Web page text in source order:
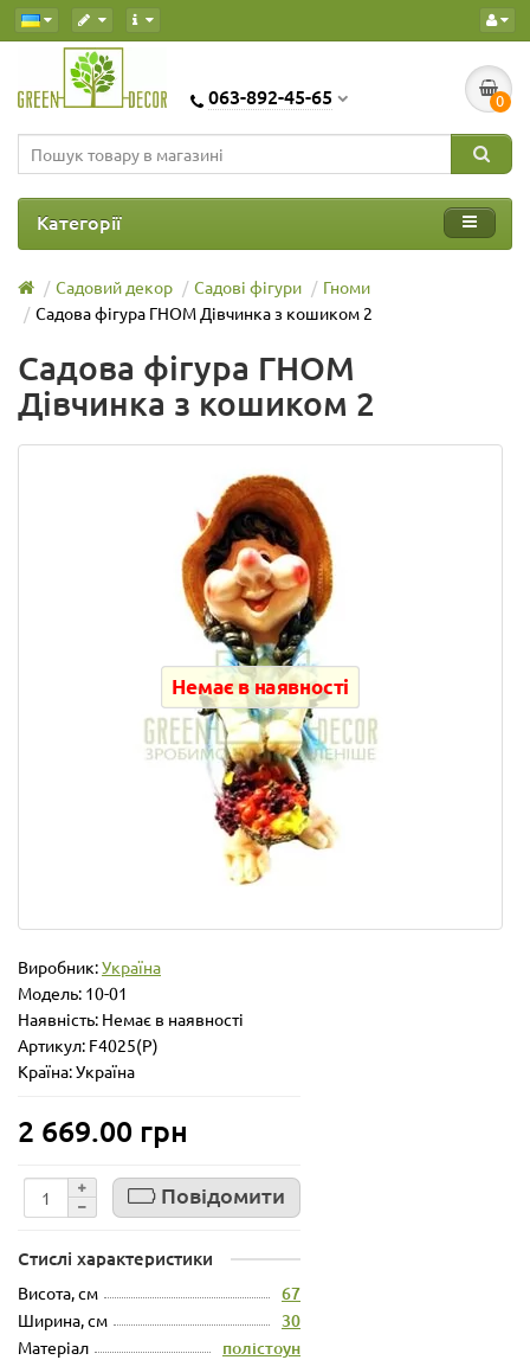
063-892-45-65 0
Категорії
Садовий декор Садові фігури
Гноми
Садова фігура ГНОМ Дівчинка з кошиком 2
Садова фігура ГНОМ
Дівчинка з кошиком 2
Немає в наявності
Виробник:Україна
Модель: 10-01
Наявність: Немає в наявності
Артикул: F4025(P)
Країна: Україна
2 669.00 грн
Повідомити
Стислі характеристики
Висота, см 67
Ширина, см 30
Матеріал
полістоун